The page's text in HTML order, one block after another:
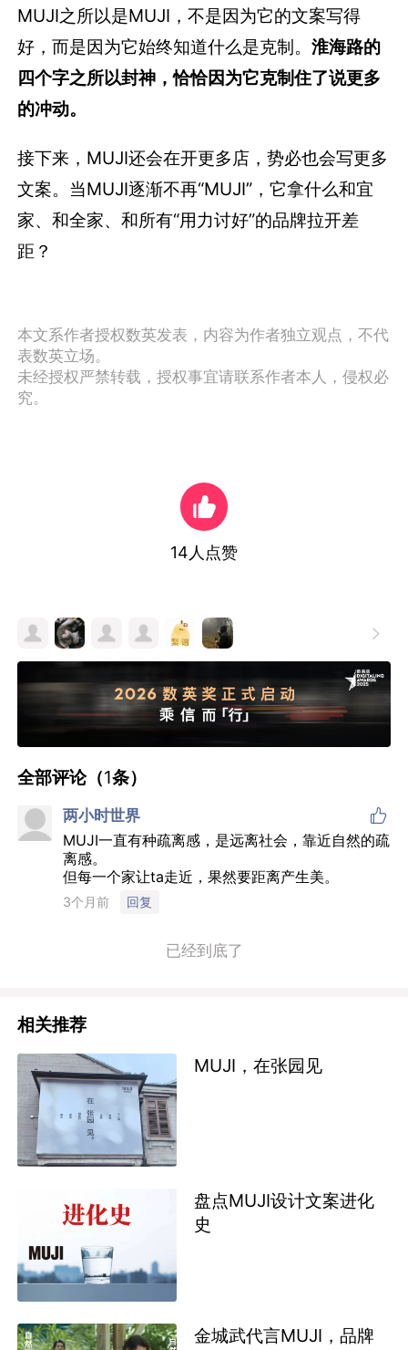
MUJI之所以是MUJI，不是因为它的文案写得
好，而是因为它始终知道什么是克制。淮海路的
四个字之所以封神，恰恰因为它克制住了说更多
的冲动。
接下来，MUJI还会在开更多店，势必也会写更多
文案。当MUJI逐渐不再“MUJI”，它拿什么和宜
家、和全家、和所有“用力讨好”的品牌拉开差
距？
本文系作者授权数英发表，内容为作者独立观点，不代
表数英立场。
未经授权严禁转载，授权事宜请联系作者本人，侵权必
究。
14 人点赞

全部评论（1条）
两小时世界 
MUJI一直有种疏离感，是远离社会，靠近自然的疏
离感。
但每一个家让ta走近，果然要距离产生美。
3个月前 回复
已经到底了
相关推荐
MUJI，在张园见
盘点MUJI设计文案进化
史
金城武代言MUJI，品牌